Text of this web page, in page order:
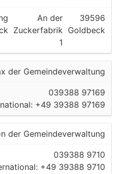
An der
Zuckerfabrik
1
39596
Goldbeck
der Gemeindeverwaltung
039388 97169
+49 39388 97169
der Gemeindeverwaltung
039388 9710
+49 39388 9710